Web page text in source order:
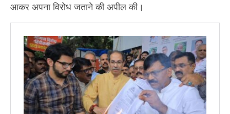
आकर अपना विरोध जताने की अपील की।